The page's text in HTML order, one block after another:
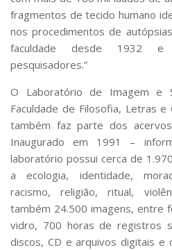
fragmentos de tecido humano
nos procedimentos de
faculdade desde 1932 e
pesquisadores.”
O Laboratório de Imagem e
Faculdade de Filosofia, Letras e
também faz parte dos
Inaugurado em 1991 –
laboratório possui cerca de
a ecologia, identidade,
racismo, religião, ritual,
também 24.500 imagens, entre
vidro, 700 horas de registros
discos, CD e arquivos digitais e